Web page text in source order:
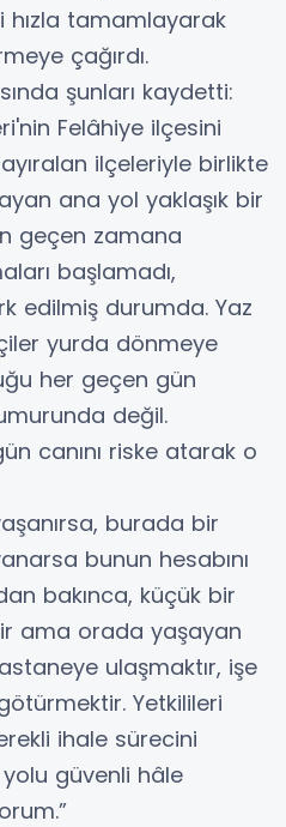
hızla tamamlayarak
çağırdı.
şunları kaydetti:
Felâhiye ilçesini
ilçeleriyle birlikte
ana yol yaklaşık bir
geçen zamana
başlamadı,
edilmiş durumda. Yaz
yurda dönmeye
her geçen gün
değil.
canını riske atarak o
burada bir
bunun hesabını
bakınca, küçük bir
ama orada yaşayan
ulaşmaktır, işe
Yetkilileri
ihale sürecini
güvenli hâle